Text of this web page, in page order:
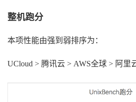
整机跑分
本项性能由强到弱排序为：
UCloud > 腾讯云 > AWS全球 > 阿里